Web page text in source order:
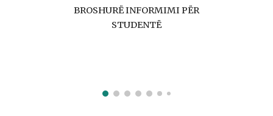
BROSHURË INFORMIMI PËR
STUDENTË